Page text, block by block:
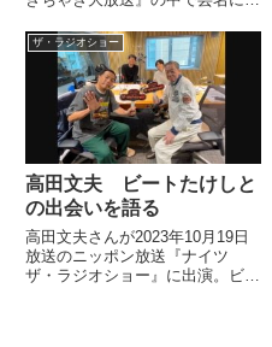
「世界観」という名前が恥ずかし
くなってきたという話をしていま
した。
ザ・ラジオショー
高田文夫 ビートたけしと
の出会いを語る
高田文夫さんが2023年10月19日
放送のニッポン放送『ナイツ
ザ・ラジオショー』に出演。ビー